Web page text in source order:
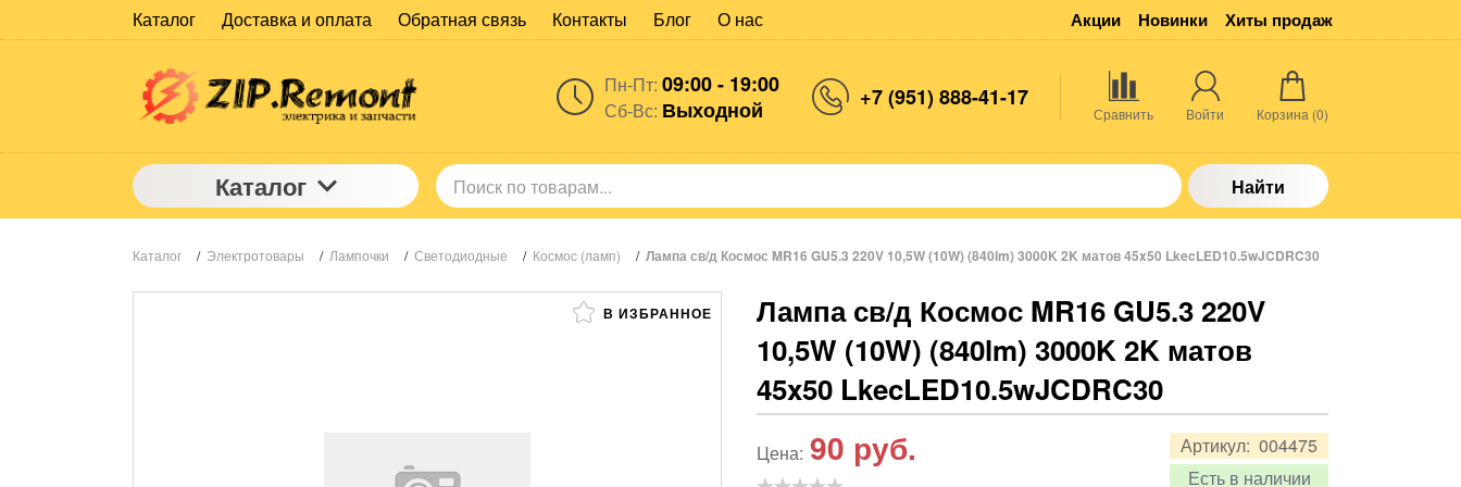
Каталог Доставка и оплата Обратная связь Контакты Блог О нас Акции Новинки Хиты продаж
Пн-Пт: 09:00 - 19:00
Сб-Вс: Выходной +7 (951) 888-41-17
Сравнить Войти Корзина (0)
Каталог Найти
Каталог / Электротовары / Лампочки / Светодиодные / Космос (ламп) / Лампа св/д Космос MR16 GU5.3 220V 10,5W (10W) (840lm) 3000K 2K матов 45x50 LkecLED10.5wJCDRC30
В ИЗБРАННОЕ
Лампа св/д Космос MR16 GU5.3 220V
10,5W (10W) (840lm) 3000K 2K матов
45x50 LkecLED10.5wJCDRC30
Артикул: 004475
Есть в наличии
Цена: 90 руб.